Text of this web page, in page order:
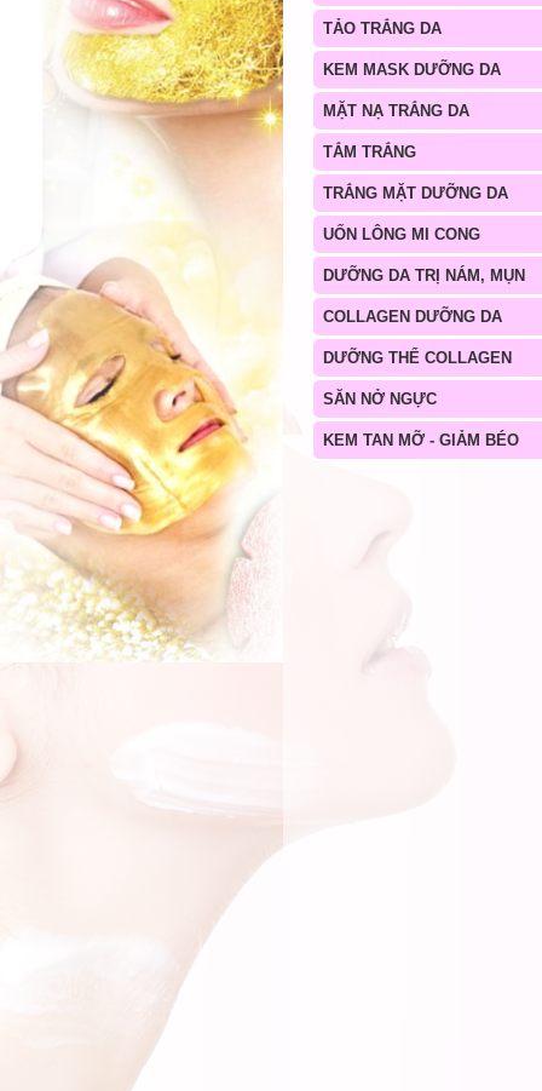
TẢO TRẮNG DA
KEM MASK DƯỠNG DA
MẶT NẠ TRẮNG DA
TẮM TRẮNG
TRẮNG MẶT DƯỠNG DA
UỐN LÔNG MI CONG
DƯỠNG DA TRỊ NÁM, MỤN
COLLAGEN DƯỠNG DA
DƯỠNG THỂ COLLAGEN
SĂN NỞ NGỰC
KEM TAN MỠ - GIẢM BÉO